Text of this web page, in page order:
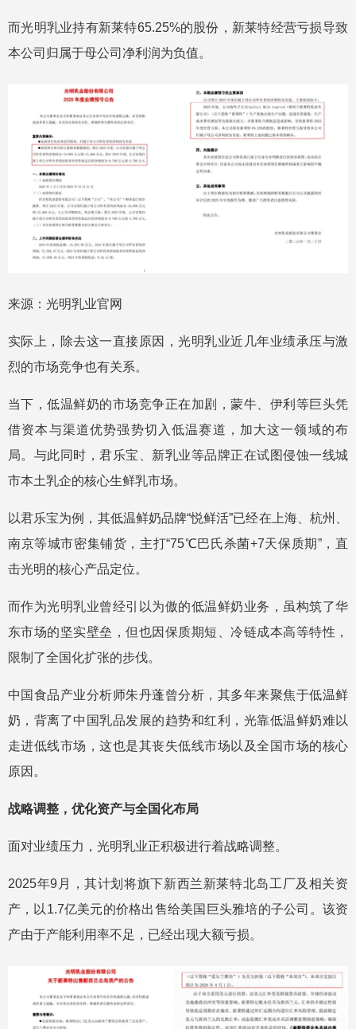
而光明乳业持有新莱特65.25%的股份，新莱特经营亏损导致
本公司归属于母公司净利润为负值。
来源：光明乳业官网
实际上，除去这一直接原因，光明乳业近几年业绩承压与激
烈的市场竞争也有关系。
当下，低温鲜奶的市场竞争正在加剧，蒙牛、伊利等巨头凭
借资本与渠道优势强势切入低温赛道，加大这一领域的布
局。与此同时，君乐宝、新乳业等品牌正在试图侵蚀一线城
市本土乳企的核心生鲜乳市场。
以君乐宝为例，其低温鲜奶品牌“悦鲜活”已经在上海、杭州、
南京等城市密集铺货，主打“75℃巴氏杀菌+7天保质期”，直
击光明的核心产品定位。
而作为光明乳业曾经引以为傲的低温鲜奶业务，虽构筑了华
东市场的坚实壁垒，但也因保质期短、冷链成本高等特性，
限制了全国化扩张的步伐。
中国食品产业分析师朱丹蓬曾分析，其多年来聚焦于低温鲜
奶，背离了中国乳品发展的趋势和红利，光靠低温鲜奶难以
走进低线市场，这也是其丧失低线市场以及全国市场的核心
原因。
战略调整，优化资产与全国化布局
面对业绩压力，光明乳业正积极进行着战略调整。
2025年9月，其计划将旗下新西兰新莱特北岛工厂及相关资
产，以1.7亿美元的价格出售给美国巨头雅培的子公司。该资
产由于产能利用率不足，已经出现大额亏损。